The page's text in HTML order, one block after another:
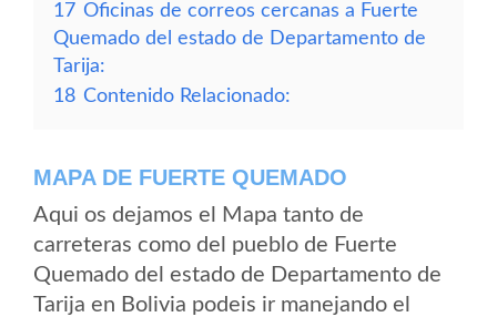
17 Oficinas de correos cercanas a Fuerte
Quemado del estado de Departamento de
Tarija:
18 Contenido Relacionado:
MAPA DE FUERTE QUEMADO
Aqui os dejamos el Mapa tanto de
carreteras como del pueblo de Fuerte
Quemado del estado de Departamento de
Tarija en Bolivia podeis ir manejando el